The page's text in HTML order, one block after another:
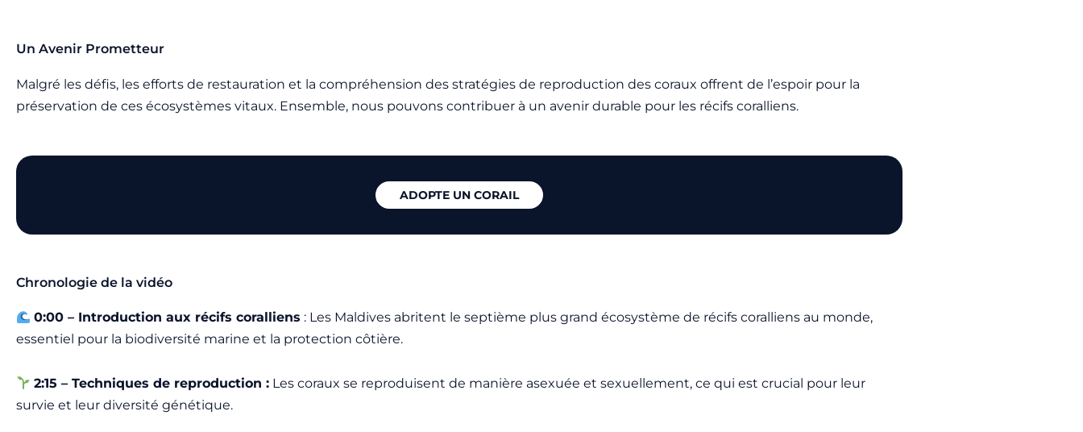
Un Avenir Prometteur
Malgré les défis, les efforts de restauration et la compréhension des stratégies de reproduction des coraux offrent de l’espoir pour la
préservation de ces écosystèmes vitaux. Ensemble, nous pouvons contribuer à un avenir durable pour les récifs coralliens.
ADOPTE UN CORAIL
Chronologie de la vidéo
0:00 – Introduction aux récifs coralliens : Les Maldives abritent le septième plus grand écosystème de récifs coralliens au monde,
essentiel pour la biodiversité marine et la protection côtière.
2:15 – Techniques de reproduction : Les coraux se reproduisent de manière asexuée et sexuellement, ce qui est crucial pour leur
survie et leur diversité génétique.